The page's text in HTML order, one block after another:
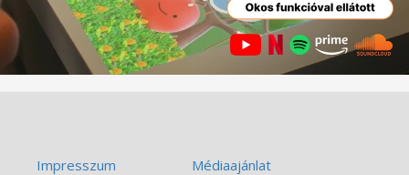
Impresszum
Médiaajánlat